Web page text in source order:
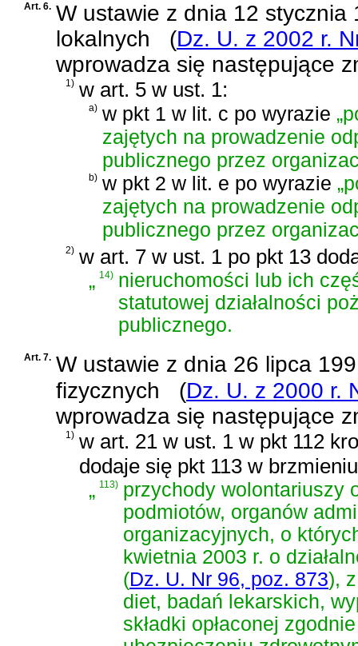
Art. 6. W ustawie z dnia 12 stycznia
lokalnych
(Dz. U. z 2002 r.
wprowadza się następujące
1) w art. 5 w ust. 1:
a) w pkt 1 w lit. c po wyrazie
zajętych na prowadzenie
publicznego przez
b) w pkt 2 w lit. e po wyrazie
zajętych na prowadzenie
publicznego przez
2) w art. 7 w ust. 1 po pkt 13
„14) nieruchomości lub ich
statutowej działalności
publicznego.
Art. 7. W ustawie z dnia 26 lipca
fizycznych
(Dz. U. z 2000 r.
wprowadza się następujące
1) w art. 21 w ust. 1 w pkt 112
dodaje się pkt 113 w
„113) przychody wolontariuszy
podmiotów, organów
organizacyjnych, o
kwietnia 2003 r. o
(Dz. U. Nr 96, poz. 873),
diet, badań lekarskich,
składki opłaconej